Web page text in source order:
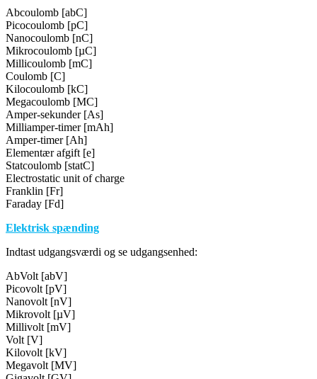
Abcoulomb [abC]
Picocoulomb [pC]
Nanocoulomb [nC]
Mikrocoulomb [µC]
Millicoulomb [mC]
Coulomb [C]
Kilocoulomb [kC]
Megacoulomb [MC]
Amper-sekunder [As]
Milliamper-timer [mAh]
Amper-timer [Ah]
Elementær afgift [e]
Statcoulomb [statC]
Electrostatic unit of charge
Franklin [Fr]
Faraday [Fd]
Elektrisk spænding
Indtast udgangsværdi og se udgangsenhed:
AbVolt [abV]
Picovolt [pV]
Nanovolt [nV]
Mikrovolt [µV]
Millivolt [mV]
Volt [V]
Kilovolt [kV]
Megavolt [MV]